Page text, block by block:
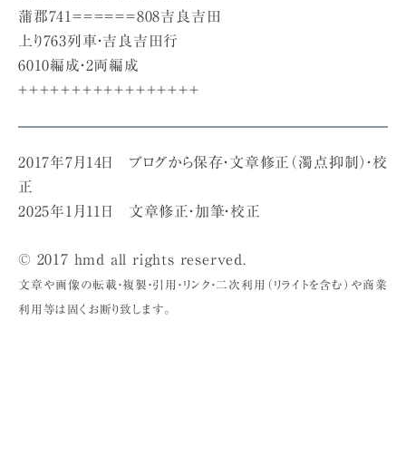
蒲郡741＝＝＝＝＝＝808吉良吉田
上り763列車・吉良吉田行
6010編成・2両編成
＋＋＋＋＋＋＋＋＋＋＋＋＋＋＋＋＋
2017年7月14日 ブログから保存・文章修正（濁点抑制）・校
正
2025年1月11日 文章修正・加筆・校正
© 2017 hmd all rights reserved.
文章や画像の転載・複製・引用・リンク・二次利用（リライトを含む）や商業
利用等は固くお断り致します。